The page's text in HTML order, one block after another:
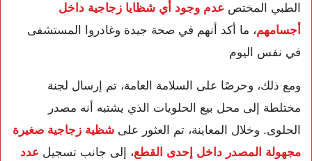
الطبي المختص عدم وجود أي شظايا زجاجية داخل
أجسامهم، ما أكد أنهم في صحة جيدة وغادروا المستشفى
في نفس اليوم
ومع ذلك، وحرصًا على السلامة العامة، تم إرسال لجنة
مختلطة إلى محل بيع الحلويات الذي يشتبه أنه مصدر
الحلوى. وخلال المعاينة، تم العثور على شظية زجاجية صغيرة
مجهولة المصدر داخل إحدى القطع، إلى جانب تسجيل عدد